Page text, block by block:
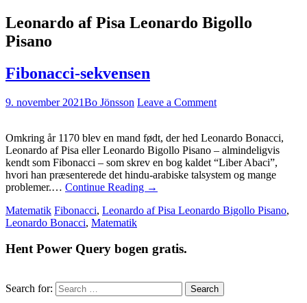
Leonardo af Pisa Leonardo Bigollo
Pisano
Fibonacci-sekvensen
9. november 2021Bo Jönsson Leave a Comment
Omkring år 1170 blev en mand født, der hed Leonardo Bonacci,
Leonardo af Pisa eller Leonardo Bigollo Pisano – almindeligvis
kendt som Fibonacci – som skrev en bog kaldet “Liber Abaci”,
hvori han præsenterede det hindu-arabiske talsystem og mange
problemer.… Continue Reading →
Matematik Fibonacci, Leonardo af Pisa Leonardo Bigollo Pisano,
Leonardo Bonacci, Matematik
Hent Power Query bogen gratis.
Search for: